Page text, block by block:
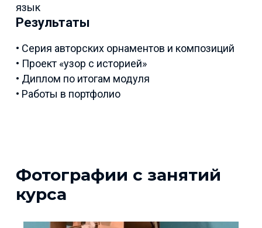
язык
Результаты
• Серия авторских орнаментов и композиций
• Проект «узор с историей»
• Диплом по итогам модуля
• Работы в портфолио
Фотографии с занятий
курса